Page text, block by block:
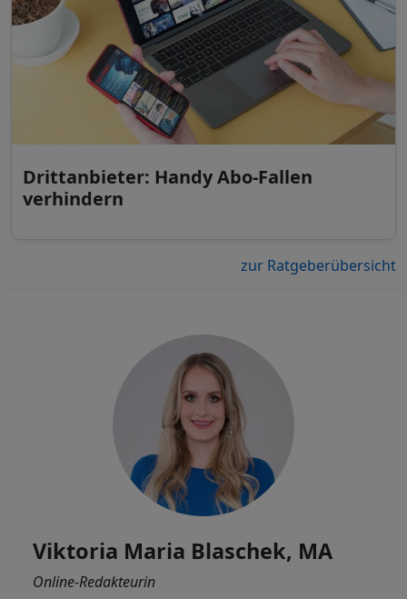
Drittanbieter: Handy Abo-Fallen
verhindern
zur Ratgeberübersicht
Viktoria Maria Blaschek, MA
Online-Redakteurin